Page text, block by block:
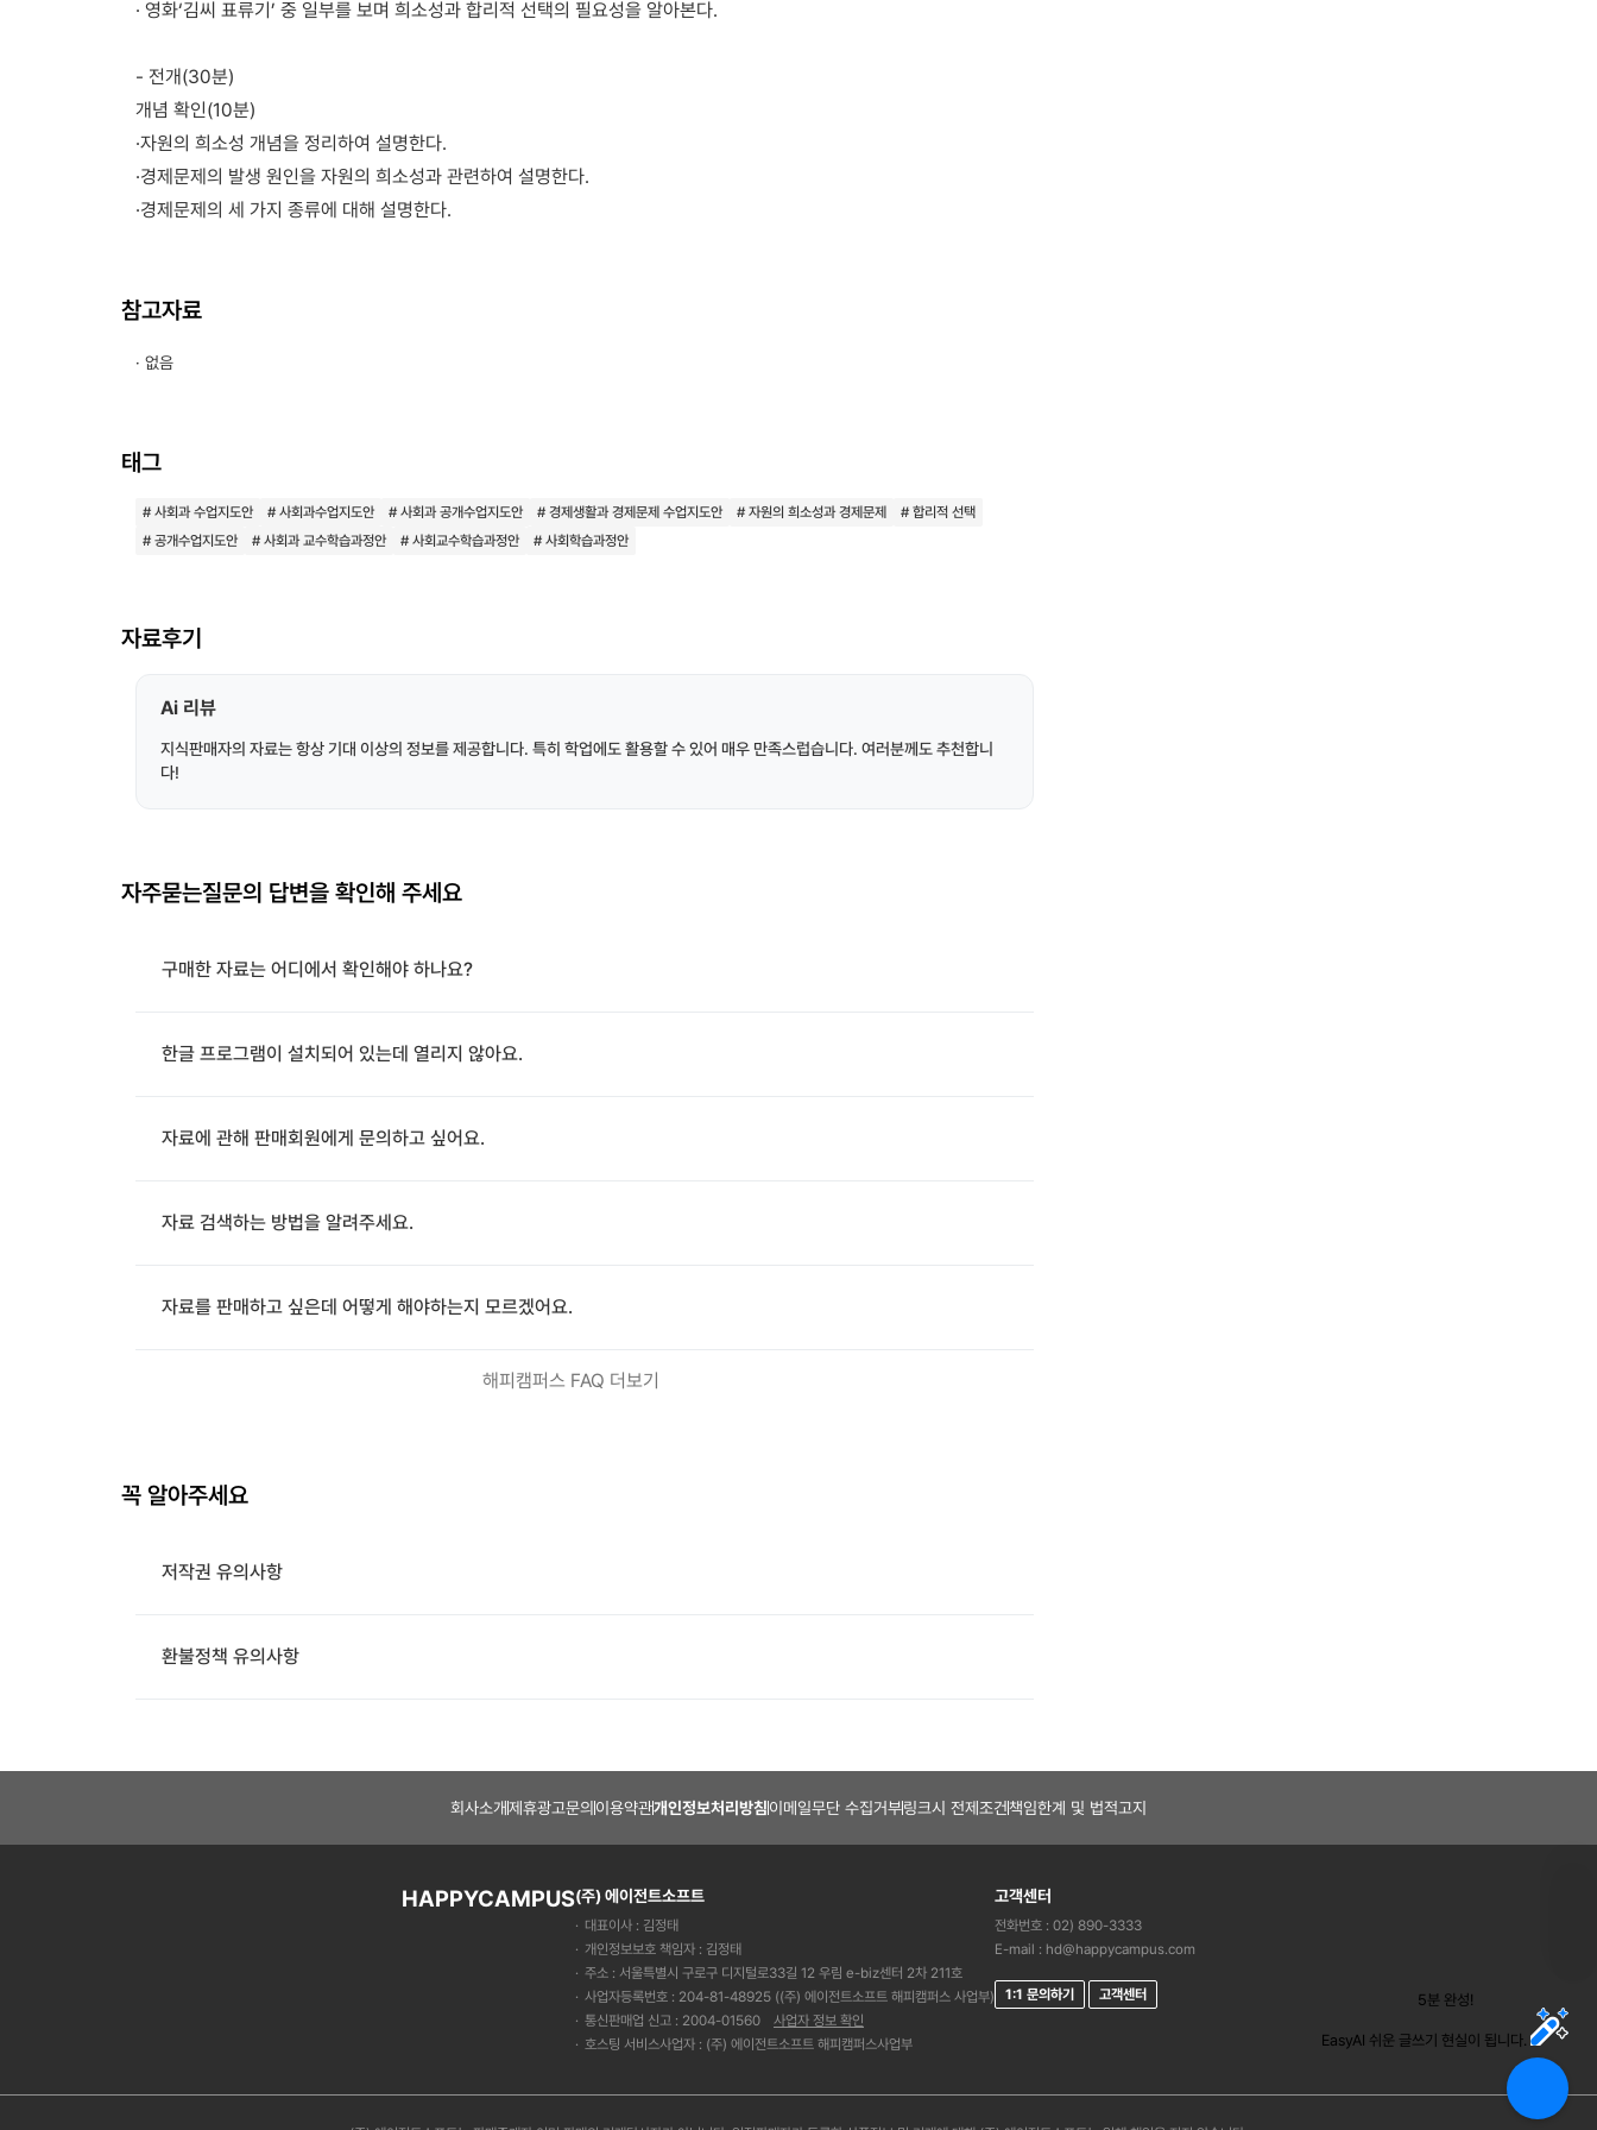
· 영화‘김씨 표류기’ 중 일부를 보며 희소성과 합리적 선택의 필요성을 알아본다.
- 전개(30분)
개념 확인(10분)
·자원의 희소성 개념을 정리하여 설명한다.
·경제문제의 발생 원인을 자원의 희소성과 관련하여 설명한다.
·경제문제의 세 가지 종류에 대해 설명한다.
참고자료
· 없음
태그
# 사회과 수업지도안 # 사회과수업지도안 # 사회과 공개수업지도안 # 경제생활과 경제문제 수업지도안 # 자원의 희소성과 경제문제
# 합리적 선택
# 공개수업지도안
# 사회과 교수학습과정안 # 사회교수학습과정안 # 사회학습과정안
자료후기
Ai 리뷰
지식판매자의 자료는 항상 기대 이상의 정보를 제공합니다. 특히 학업에도 활용할 수 있어 매우 만족스럽습니다. 여러분께도 추천합니
다!
자주묻는질문의 답변을 확인해 주세요
구매한 자료는 어디에서 확인해야 하나요?
한글 프로그램이 설치되어 있는데 열리지 않아요.
자료에 관해 판매회원에게 문의하고 싶어요.
자료 검색하는 방법을 알려주세요.
자료를 판매하고 싶은데 어떻게 해야하는지 모르겠어요.
해피캠퍼스 FAQ 더보기
꼭 알아주세요
저작권 유의사항
환불정책 유의사항
가
5분 완성!
EasyAI 쉬운 글쓰기 현실이 됩니다.
회사소개제휴광고문의 이용약관개인정보처리방침이메일무단 수집거부링크시 전제조건책임한계 및 법적고지
HAPPYCAMPUS(주) 에이전트소프트
대표이사 : 김정태
개인정보보호 책임자 : 김정태
주소 : 서울특별시 구로구 디지털로33길 12 우림 e-biz센터 2차 211호
사업자등록번호 : 204-81-48925 ((주) 에이전트소프트 해피캠퍼스 사업부)
통신판매업 신고 : 2004-01560
사업자 정보 확인
호스팅 서비스사업자 : (주) 에이전트소프트 해피캠퍼스사업부
고객센터
전화번호 : 02) 890-3333
E-mail : hd@happycampus.com
1:1 문의하기 고객센터